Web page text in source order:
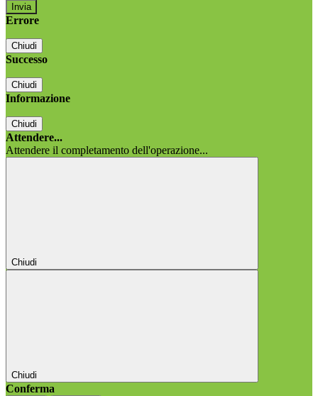
Errore
Chiudi
Successo
Chiudi
Informazione
Chiudi
Attendere...
Attendere il completamento dell'operazione...
Chiudi
Chiudi
Conferma